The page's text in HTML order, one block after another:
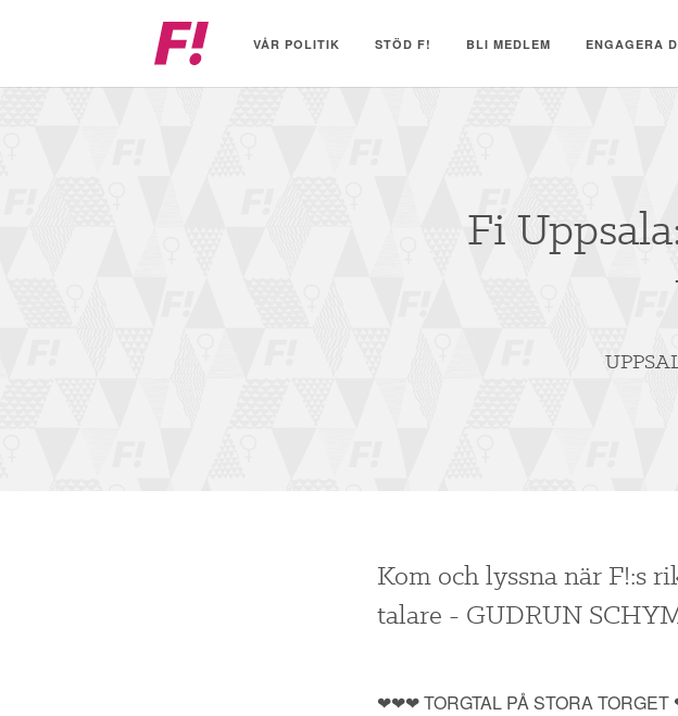
initiativ
VÅR POLITIK STÖD F! BLI MEDLEM ENGAGERA
Fi
Kom och lyssna när F!:s
talare - GUDRUN
❤❤❤ TORGTAL PÅ STORA